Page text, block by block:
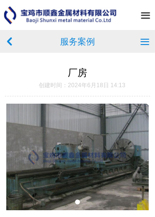
끀
首页
服务案例
在线留言
联系我们
厂房
服务案例
낒 끀
创建时间： 2024年6月18日 14:13